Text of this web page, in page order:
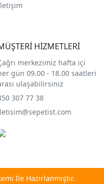
HİZMETLERİ
merkezimiz hafta içi
gün 09.00 - 18.00 saatleri
ulaşabilirsiniz
307 77 38
İle Hazırlanmıştır.